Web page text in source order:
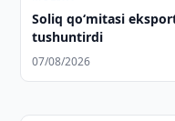
Soliq qo‘mitasi
tushuntirdi
07/08/2026